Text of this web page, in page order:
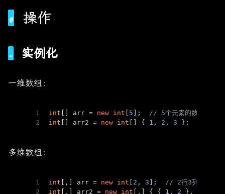
操作
实例化
一维数组：
1
2
int [] arr = new int 5 ]; // 5个元素的数组
int [] arr2 = new int [] { 1 , 2 , 3 };
多维数组：
1
2
int [,] arr = new int 2 , 3 ]; // 2行3列的二维
int [,] arr2 = new int [,] { { 1 , 2 }, {